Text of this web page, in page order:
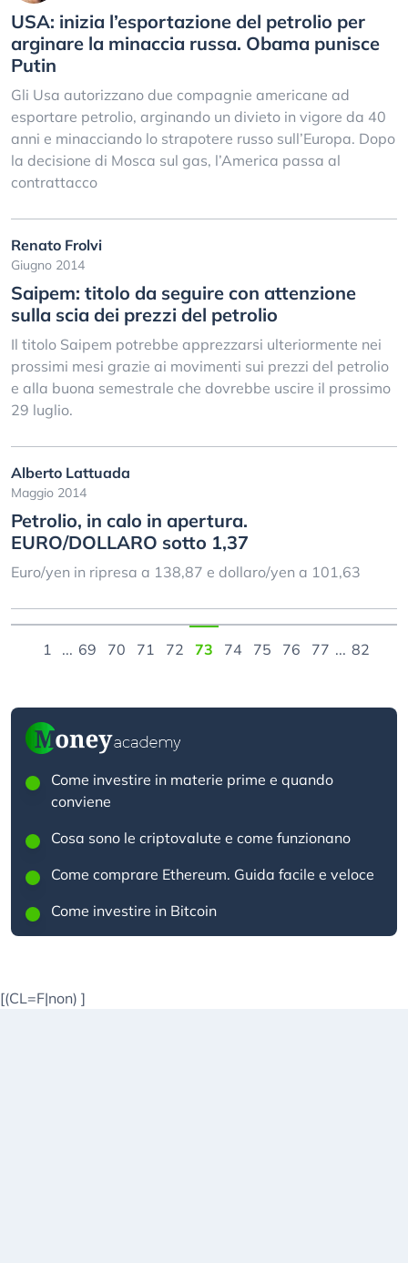
USA: inizia l’esportazione del petrolio per
arginare la minaccia russa. Obama punisce
Putin
Gli Usa autorizzano due compagnie americane ad
esportare petrolio, arginando un divieto in vigore da 40
anni e minacciando lo strapotere russo sull’Europa. Dopo
la decisione di Mosca sul gas, l’America passa al
contrattacco
Renato Frolvi
Giugno 2014
Saipem: titolo da seguire con attenzione
sulla scia dei prezzi del petrolio
Il titolo Saipem potrebbe apprezzarsi ulteriormente nei
prossimi mesi grazie ai movimenti sui prezzi del petrolio
e alla buona semestrale che dovrebbe uscire il prossimo
29 luglio.
Alberto Lattuada
Maggio 2014
Petrolio, in calo in apertura.
EURO/DOLLARO sotto 1,37
Euro/yen in ripresa a 138,87 e dollaro/yen a 101,63
1 ... 69 70 71 72 73 74 75 76 77 ... 82
Come investire in materie prime e quando
conviene
Cosa sono le criptovalute e come funzionano
Come comprare Ethereum. Guida facile e veloce
Come investire in Bitcoin
[(CL=F|non) ]